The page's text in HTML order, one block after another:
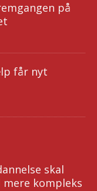
på
får nyt
skal
kompleks